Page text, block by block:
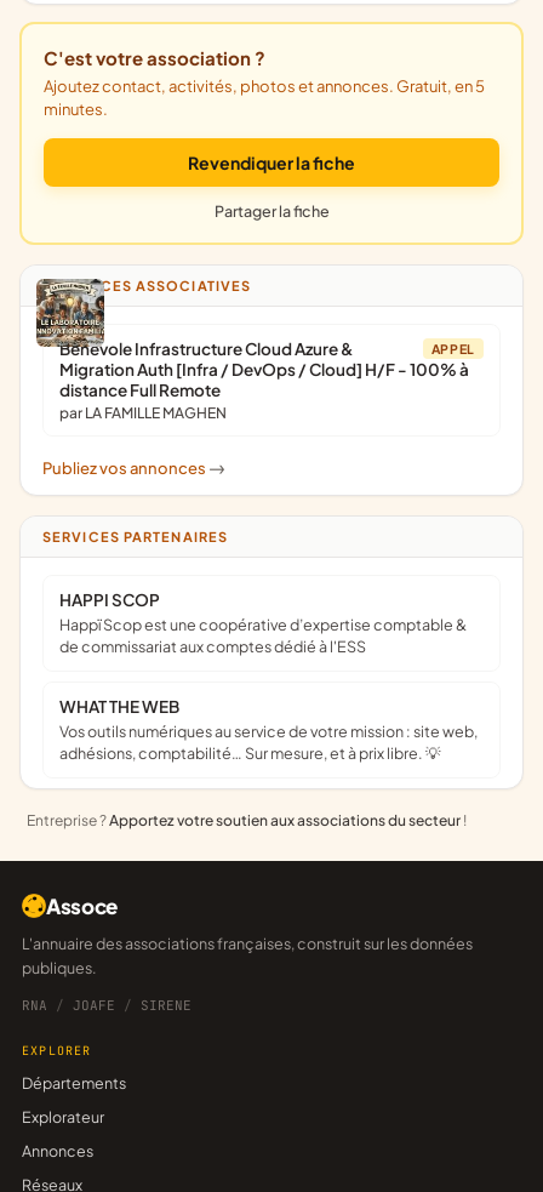
C'est votre association ?
Ajoutez contact, activités, photos et annonces. Gratuit, en 5
minutes.
Revendiquer la fiche
Partager la fiche
ANNONCES ASSOCIATIVES
APPEL
Bénévole Infrastructure Cloud Azure &
Migration Auth [Infra / DevOps / Cloud] H/F - 100% à
distance Full Remote
par LA FAMILLE MAGHEN
Publiez vos annonces ->
SERVICES PARTENAIRES
HAPPI SCOP
Happï Scop est une coopérative d’expertise comptable &
de commissariat aux comptes dédié à l'ESS
WHAT THE WEB
Vos outils numériques au service de votre mission : site web,
adhésions, comptabilité… Sur mesure, et à prix libre. 💡
Entreprise ?Apportez votre soutien aux associations du secteur !
Assoce
L'annuaire des associations françaises, construit sur les données
publiques.
RNA / JOAFE / SIRENE
EXPLORER
Départements
Explorateur
Annonces
Réseaux